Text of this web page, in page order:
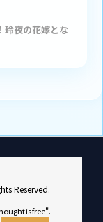
夜の花嫁とな
Reserved.
is free".